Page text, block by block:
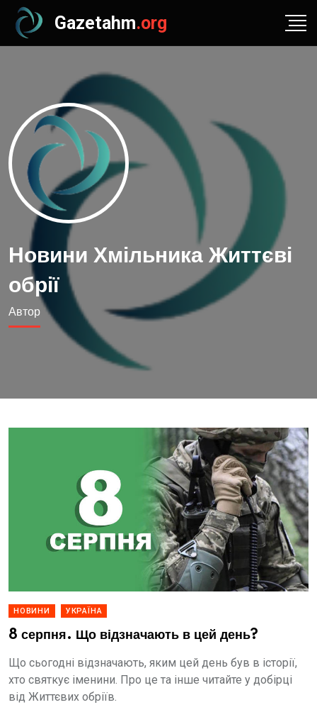
Gazetahm.org
Новини Хмільника Життєві
обрії
Автор
НОВИНИ УКРАЇНА
8 серпня. Що відзначають в цей день?
Що сьогодні відзначають, яким цей день був в історії,
хто святкує іменини. Про це та інше читайте у добірці
від Життєвих обріїв.